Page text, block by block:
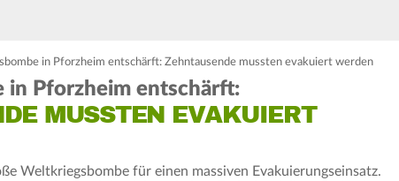
in Pforzheim entschärft: Zehntausende mussten evakuiert werden
in Pforzheim entschärft:
MUSSTEN EVAKUIERT
Weltkriegsbombe für einen massiven Evakuierungseinsatz.